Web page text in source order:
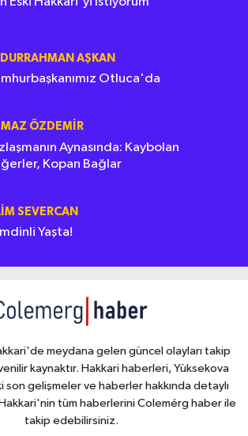
AŞKAN
Otluca'da
ÖZDEMIR
Aynasında: Kaybolan
Kopan Bağlar
SEVERCAN
Yaşta!
meydana gelen güncel olayları takip
kaynaktır. Hakkari haberleri, Yüksekova
gelişmeler ve haberler hakkında detaylı
tüm haberlerini Colemérg haber ile
takip edebilirsiniz.